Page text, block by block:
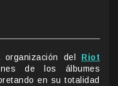
del Riot
de los álbumes
en su totalidad